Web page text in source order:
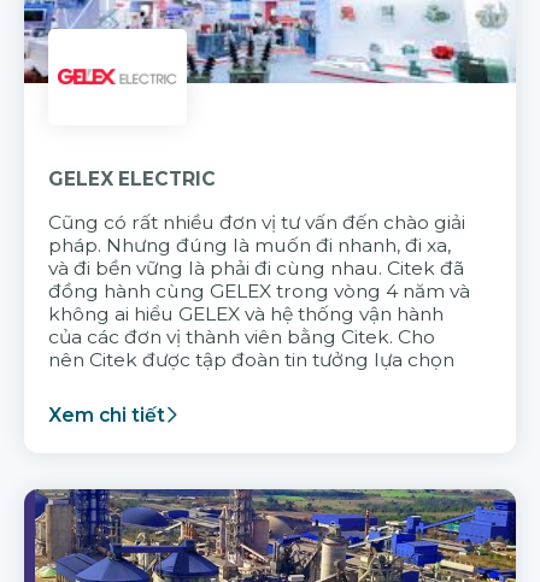
GELEX ELECTRIC
Cũng có rất nhiều đơn vị tư vấn đến chào giải
pháp. Nhưng đúng là muốn đi nhanh, đi xa,
và đi bền vững là phải đi cùng nhau. Citek đã
đồng hành cùng GELEX trong vòng 4 năm và
không ai hiểu GELEX và hệ thống vận hành
của các đơn vị thành viên bằng Citek. Cho
nên Citek được tập đoàn tin tưởng lựa chọn
Xem chi tiết